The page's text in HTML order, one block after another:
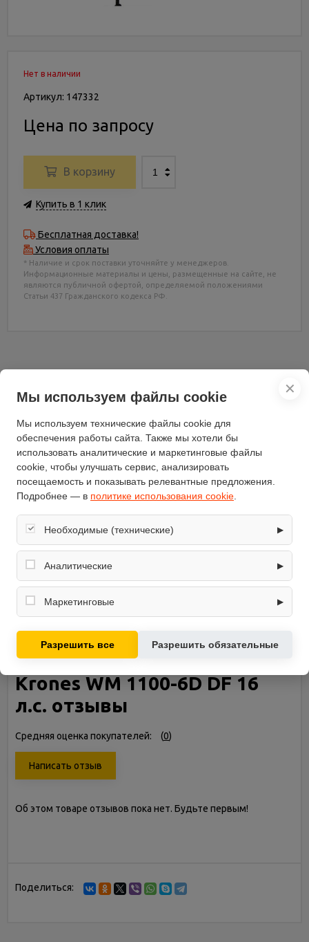
Нет в наличии
Артикул: 147332
Цена по запросу
В корзину
Купить в 1 клик
Бесплатная доставка!
Условия оплаты
* Наличие и срок поставки уточняйте у менеджеров.
Информационные материалы и цены, размещенные на сайте, не
являются публичной офертой, определяемой положениями
Статьи 437 Гражданского кодекса РФ.
Характеристики
Отзывы(0)
Характеристики
Ширина (мм)
570
Бренд
Krones
(см)
80-110
модель
Мотоблок бензиновый
Krones WM 1100-6D DF 16
л.с. отзывы
Средняя оценка покупателей: (0)
Написать отзыв
Об этом товаре отзывов пока нет. Будьте первым!
Поделиться:
✕
Мы используем файлы cookie
Мы используем технические файлы cookie для
обеспечения работы сайта. Также мы хотели бы
использовать аналитические и маркетинговые файлы
cookie, чтобы улучшать сервис, анализировать
посещаемость и показывать релевантные предложения.
Подробнее — в политике использования cookie
Необходимые (технические) ▶
Обеспечивают корректную работу сайта: оформление
заказа, корзина, вход в личный кабинет. Без них основные
Аналитические ▶
Собирают обезличенную информацию о посещениях и
использовании сайта (например, счётчики аналитики),
Маркетинговые ▶
предложений на основе ваших интересов.
Разрешить все Разрешить обязательные